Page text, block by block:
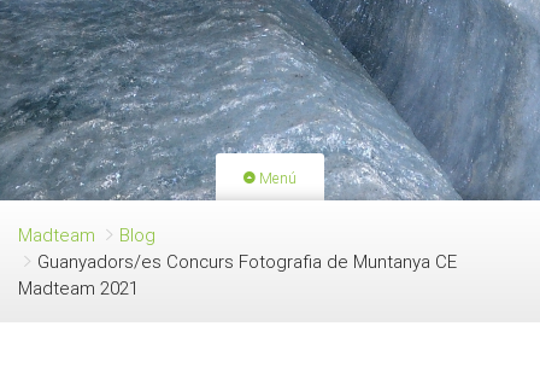
Menú
PORTADA
LLICÈNCIES RENOVACIÓ QUOTA
Madteam
Blog
Guanyadors/es Concurs Fotografia de Muntanya CE
Madteam 2021